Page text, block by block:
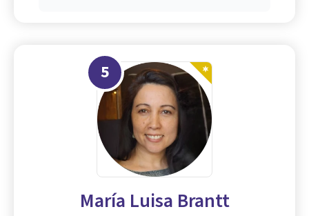
5
María Luisa Brantt